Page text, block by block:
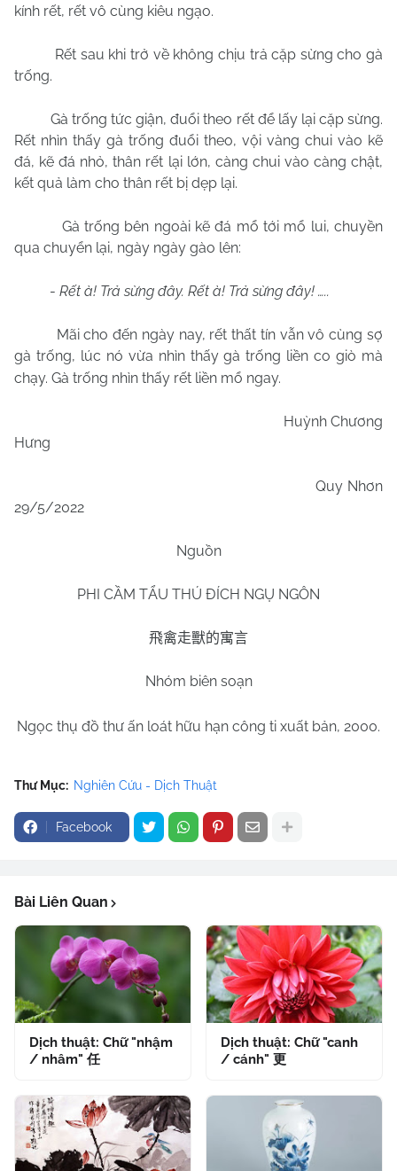
kính rết, rết vô cùng kiêu ngạo.
Rết sau khi trở về không chịu trả cặp sừng cho gà
trống.
Gà trống tức giận, đuổi theo rết để lấy lại cặp sừng.
Rết nhìn thấy gà trống đuổi theo, vội vàng chui vào kẽ
đá, kẽ đá nhỏ, thân rết lại lớn, càng chui vào càng chật,
kết quả làm cho thân rết bị dẹp lại.
Gà trống bên ngoài kẽ đá mổ tới mổ lui, chuyền
qua chuyển lại, ngày ngày gào lên:
- Rết à! Trả sừng đây. Rết à! Trả sừng đây! …..
Mãi cho đến ngày nay, rết thất tín vẫn vô cùng sợ
gà trống, lúc nó vừa nhìn thấy gà trống liền co giò mà
chạy. Gà trống nhìn thấy rết liền mổ ngay.
Huỳnh Chương
Hưng
Quy Nhơn
29/5/2022
Nguồn
PHI CẦM TẨU THÚ ĐÍCH NGỤ NGÔN
飛禽走獸的寓言
Nhóm biên soạn
Ngọc thụ đồ thư ấn loát hữu hạn công ti xuất bản, 2000.
Thư Mục: Nghiên Cứu - Dịch Thuật
Facebook
Bài Liên Quan
Dịch thuật: Chữ "nhậm
/ nhâm" 任
Dịch thuật: Chữ "canh
/ cánh" 更